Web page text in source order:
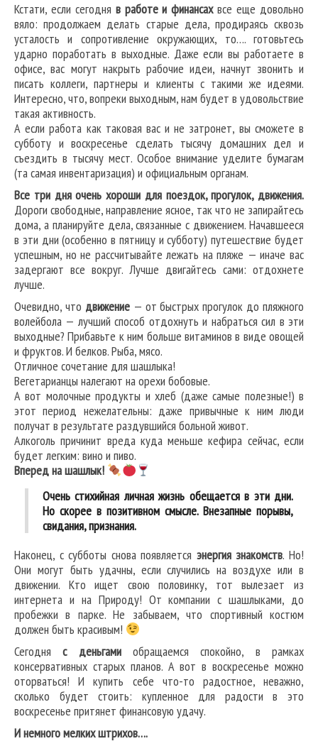
Кстати, если сегодня в работе и финансахвсе еще довольно
вяло: продолжаем делать старые дела, продираясь сквозь
усталость и сопротивление окружающих, то…. готовьтесь
ударно поработать в выходные. Даже если вы работаете в
офисе, вас могут накрыть рабочие идеи, начнут звонить и
писать коллеги, партнеры и клиенты с такими же идеями.
Интересно, что, вопреки выходным, нам будет в удовольствие
такая активность.
А если работа как таковая вас и не затронет, вы сможете в
субботу и воскресенье сделать тысячу домашних дел и
съездить в тысячу мест. Особое внимание уделите бумагам
(та самая инвентаризация) и официальным органам.
Все три дня очень хороши для поездок, прогулок, движения.
Дороги свободные, направление ясное, так что не запирайтесь
дома, а планируйте дела, связанные с движением. Начавшееся
в эти дни (особенно в пятницу и субботу) путешествие будет
успешным, но не рассчитывайте лежать на пляже — иначе вас
задергают все вокруг. Лучше двигайтесь сами: отдохнете
лучше.
Очевидно, что движение— от быстрых прогулок до пляжного
волейбола — лучший способ отдохнуть и набраться сил в эти
выходные? Прибавьте к ним больше витаминов в виде овощей
и фруктов. И белков. Рыба, мясо.
Отличное сочетание для шашлыка!
Вегетарианцы налегают на орехи бобовые.
А вот молочные продукты и хлеб (даже самые полезные!) в
этот период нежелательны: даже привычные к ним люди
получат в результате раздувшийся больной живот.
Алкоголь причинит вреда куда меньше кефира сейчас, если
будет легким: вино и пиво.
Вперед на шашлык!
Очень стихийная личная жизнь обещается в эти дни.
Но скорее в позитивном смысле. Внезапные порывы,
свидания, признания.
Наконец, с субботы снова появляется энергия знакомств. Но!
Они могут быть удачны, если случились на воздухе или в
движении. Кто ищет свою половинку, тот вылезает из
интернета и на Природу! От компании с шашлыками, до
пробежки в парке. Не забываем, что спортивный костюм
должен быть красивым!
Сегодняс деньгамиобращаемся спокойно, в рамках
консервативных старых планов. А вот в воскресенье можно
оторваться! И купить себе что-то радостное, неважно,
сколько будет стоить: купленное для радости в это
воскресенье притянет финансовую удачу.
И немного мелких штрихов….